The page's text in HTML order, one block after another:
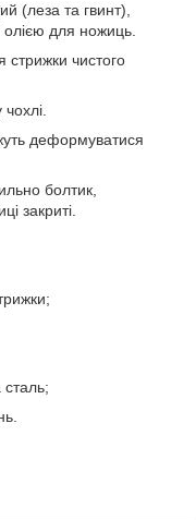
(леза та гвинт),
для ножиць.
стрижки чистого
деформуватися
болтик,
закриті.
сталь;